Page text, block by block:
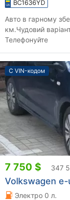
BC1636YD
Авто в гарному
км.Чудовий
Телефонуйте
С VIN-кодом
7 750 $ 347
Volkswagen e-
Электро 0 л.